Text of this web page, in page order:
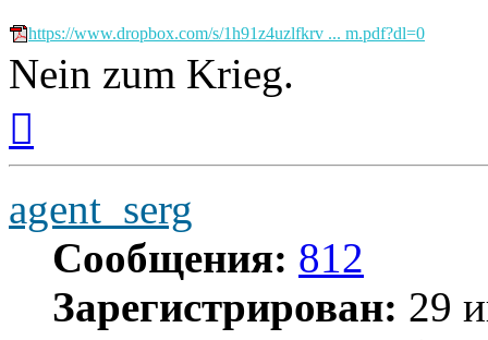
https://www.dropbox.com/s/1h91z4uzlfkrv ... m.pdf?dl=0
Nein zum Krieg.
началу
agent_serg
Сообщения: 812
Зарегистрирован: 29